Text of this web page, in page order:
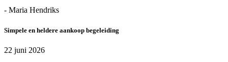
- Maria Hendriks
Simpele en heldere aankoop begeleiding
22 juni 2026